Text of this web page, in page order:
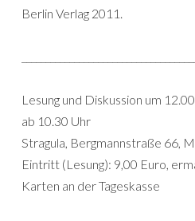
Berlin Verlag 2011.
Lesung und Diskussion um
ab 10.30 Uhr
Stragula, Bergmannstraße 66,
Eintritt (Lesung): 9,00 Euro,
Karten an der Tageskasse